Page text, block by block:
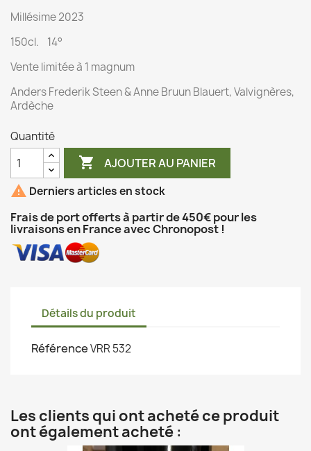
Millésime 2023
150cl. 14°
Vente limitée à 1 magnum
Anders Frederik Steen & Anne Bruun Blauert, Valvignères,
Ardèche
Quantité
 AJOUTER AU PANIER
 Derniers articles en stock
Frais de port offerts à partir de 450€ pour les
livraisons en France avec Chronopost !
Détails du produit
RéférenceVRR 532
Les clients qui ont acheté ce produit
ont également acheté :